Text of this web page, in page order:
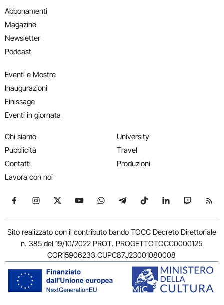
Abbonamenti
Magazine
Newsletter
Podcast
Eventi e Mostre
Inaugurazioni
Finissage
Eventi in giornata
Chi siamo
Pubblicità
Contatti
Lavora con noi
University
Travel
Produzioni
Seguici su Facebook
Seguici su Instagram
Seguici su X
Seguici su YouTube
Seguici su WhatsApp
Seguici su Telegram
Seguici su TikTok
Seguici su
Seguici
Sito realizzato con il contributo bando TOCC Decreto Direttoriale
n. 385 del 19/10/2022 PROT. PROGETTOTOCC0000125
COR15906233 CUPC87J23001080008